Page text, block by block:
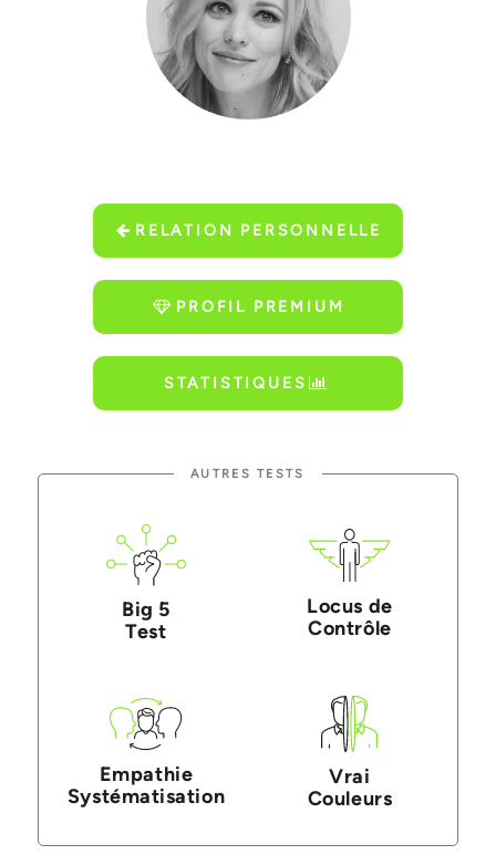
RELATION PERSONNELLE
PROFIL PREMIUM
STATISTIQUES
AUTRES TESTS
Big 5
Test
Locus de
Contrôle
Empathie
Systématisation
Vrai
Couleurs